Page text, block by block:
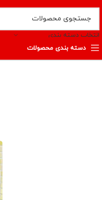
انتخاب دسته بندی
دسته بندی محصولات